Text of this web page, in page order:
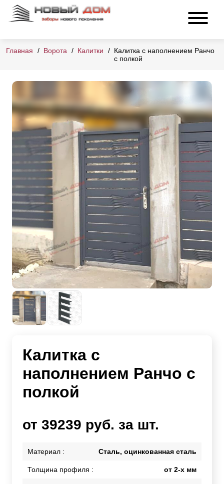
Главная Ворота Калитки
Калитка с наполнением Ранчо
с полкой
Калитка с
наполнением Ранчо с
полкой
от 39239 руб. за шт.
Материал : Сталь, оцинкованная сталь
Толщина профиля : от 2-х мм